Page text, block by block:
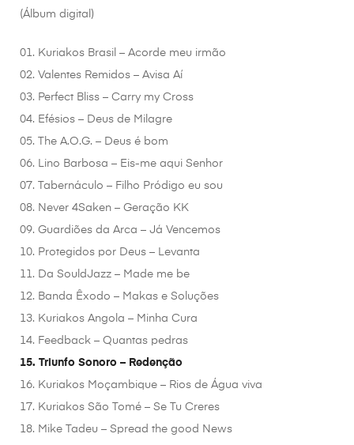
(Álbum digital)
01. Kuriakos Brasil – Acorde meu irmão
02. Valentes Remidos – Avisa Aí
03. Perfect Bliss – Carry my Cross
04. Efésios – Deus de Milagre
05. The A.O.G. – Deus é bom
06. Lino Barbosa – Eis-me aqui Senhor
07. Tabernáculo – Filho Pródigo eu sou
08. Never 4Saken – Geração KK
09. Guardiões da Arca – Já Vencemos
10. Protegidos por Deus – Levanta
11. Da SouldJazz – Made me be
12. Banda Êxodo – Makas e Soluções
13. Kuriakos Angola – Minha Cura
14. Feedback – Quantas pedras
15. Triunfo Sonoro – Redenção
16. Kuriakos Moçambique – Rios de Água viva
17. Kuriakos São Tomé – Se Tu Creres
18. Mike Tadeu – Spread the good News